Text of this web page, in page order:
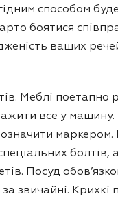
способом
боятися
ваших
Меблі поетапно
все у машину.
Посуд
за звичайні.